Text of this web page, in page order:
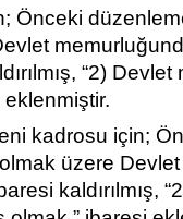
Önceki
“2)
eklenmiştir.
kadrosu için;
olmak üzere
kaldırılmış,